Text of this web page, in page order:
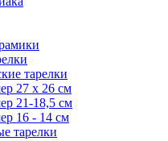
тарелки
27 х 26 см
21-18,5 см
16 - 14 см
тарелки